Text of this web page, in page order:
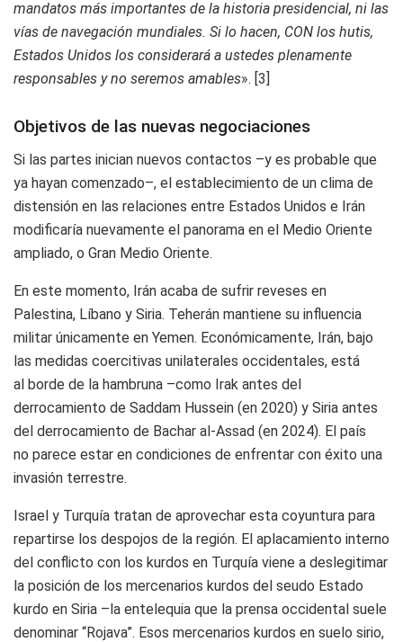
mandatos más importantes de la historia presidencial, ni las
vías de navegación mundiales. Si lo hacen, CON los hutis,
Estados Unidos los considerará a ustedes plenamente
responsables y no seremos amables». [3]
Objetivos de las nuevas negociaciones
Si las partes inician nuevos contactos –y es probable que
ya hayan comenzado–, el establecimiento de un clima de
distensión en las relaciones entre Estados Unidos e Irán
modificaría nuevamente el panorama en el Medio Oriente
ampliado, o Gran Medio Oriente.
En este momento, Irán acaba de sufrir reveses en
Palestina, Líbano y Siria. Teherán mantiene su influencia
militar únicamente en Yemen. Económicamente, Irán, bajo
las medidas coercitivas unilaterales occidentales, está
al borde de la hambruna –como Irak antes del
derrocamiento de Saddam Hussein (en 2020) y Siria antes
del derrocamiento de Bachar al-Assad (en 2024). El país
no parece estar en condiciones de enfrentar con éxito una
invasión terrestre.
Israel y Turquía tratan de aprovechar esta coyuntura para
repartirse los despojos de la región. El aplacamiento interno
del conflicto con los kurdos en Turquía viene a deslegitimar
la posición de los mercenarios kurdos del seudo Estado
kurdo en Siria –la entelequia que la prensa occidental suele
denominar “Rojava”. Esos mercenarios kurdos en suelo sirio,